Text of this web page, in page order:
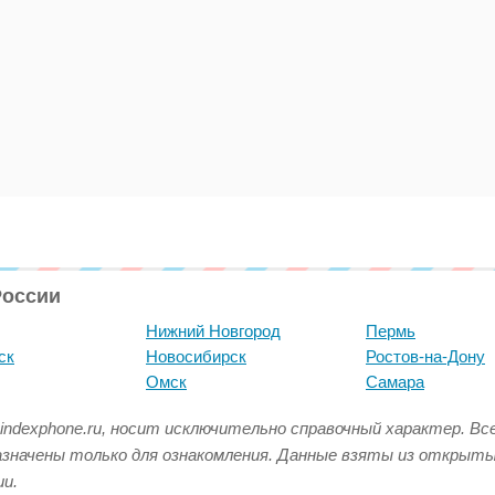
Нижний Новгород
Новосибирск
Омск
Пермь
Ростов-на-Дону
Самара
носит исключительно справочный характер.
только для ознакомления. Данные взяты из